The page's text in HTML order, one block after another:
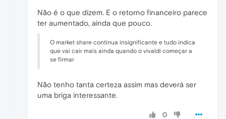
Não é o que dizem. E o retorno financeiro parece
ter aumentado, ainda que pouco.
O market share continua insignificante e tudo indica
que vai cair mais ainda quando o vivaldi começar a
se firmar
Não tenho tanta certeza assim mas deverá ser
uma briga interessante.
0